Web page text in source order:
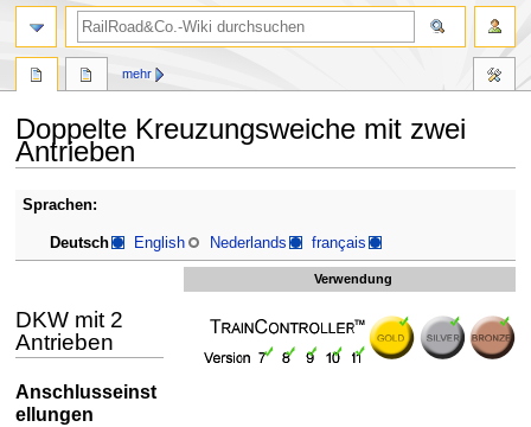
Doppelte Kreuzungsweiche mit zwei
Antrieben
Zur
springen
Zur
springen
Sprachen:
Deutsch English Nederlands français
Verwendung
DKW mit 2
Antrieben
Anschlusseinst
ellungen
mehr
Suche